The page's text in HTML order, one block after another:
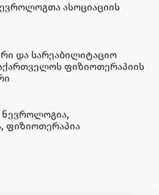
ასოციაციის
და სარეაბილიტაციო
ფიზიოთერაპიის
ნევროლოგია,
ფიზიოთერაპია